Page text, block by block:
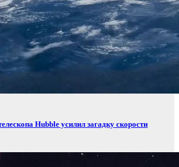
Hubble усилил загадку скорости